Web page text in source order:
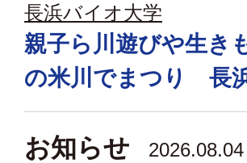
長浜バイオ大学
親子ら川遊びや生
の米川でまつり 長
お知らせ
2026.08.04